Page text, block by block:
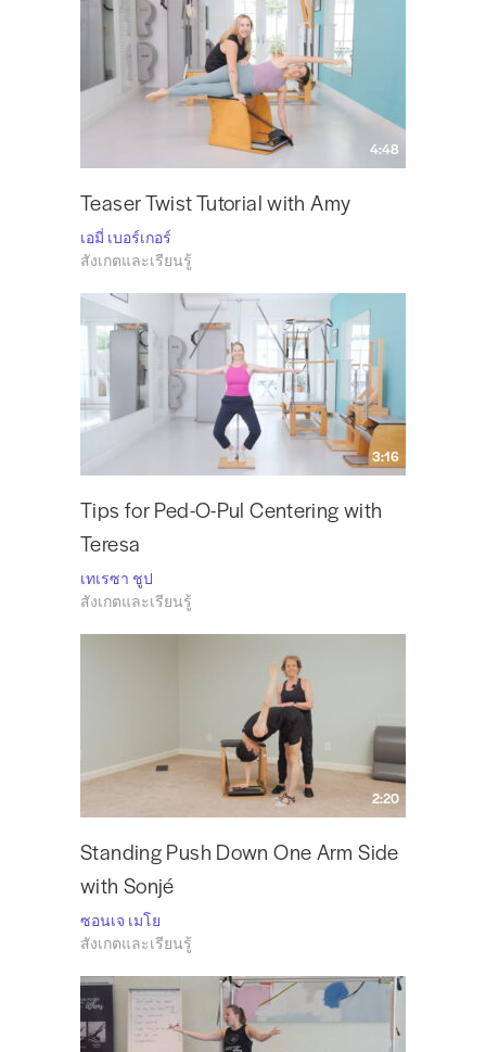
4:48
Teaser Twist Tutorial with Amy
เอมี่ เบอร์เกอร์
สังเกตและเรียนรู้
3:16
Tips for Ped-O-Pul Centering with
Teresa
เทเรซา ชูป
สังเกตและเรียนรู้
2:20
Standing Push Down One Arm Side
with Sonjé
ซอนเจ เมโย
สังเกตและเรียนรู้